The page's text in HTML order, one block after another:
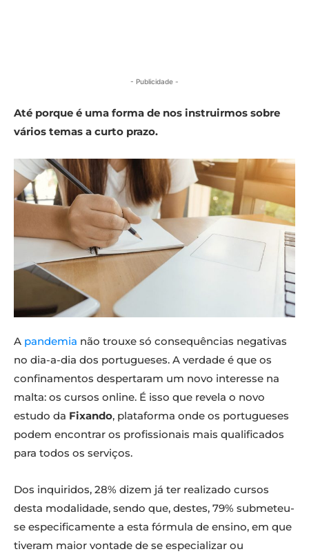
- Publicidade -
Até porque é uma forma de nos instruirmos sobre
vários temas a curto prazo.
A pandemia não trouxe só consequências negativas
no dia-a-dia dos portugueses. A verdade é que os
confinamentos despertaram um novo interesse na
malta: os cursos online. É isso que revela o novo
estudo da Fixando, plataforma onde os portugueses
podem encontrar os profissionais mais qualificados
para todos os serviços.
Dos inquiridos, 28% dizem já ter realizado cursos
desta modalidade, sendo que, destes, 79% submeteu-
se especificamente a esta fórmula de ensino, em que
tiveram maior vontade de se especializar ou